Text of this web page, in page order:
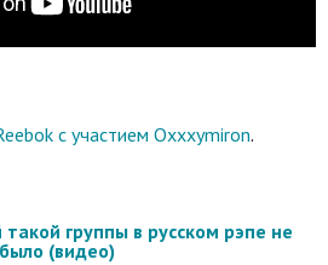
с участием Oxxxymiron.
группы в русском рэпе не
было (видео)